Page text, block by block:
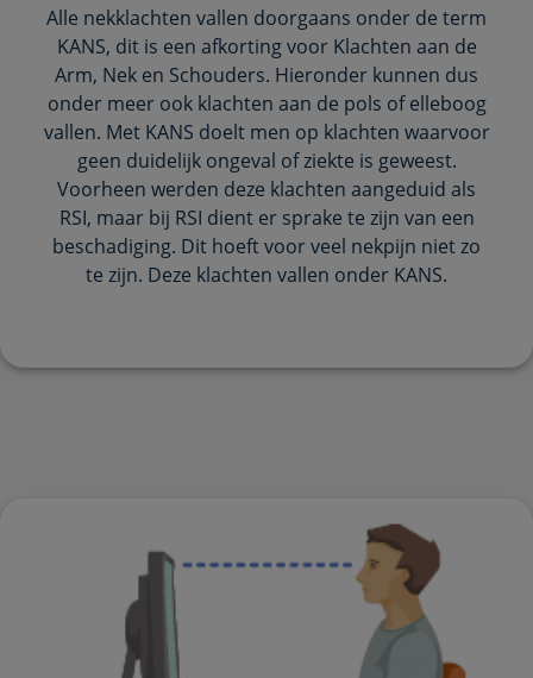
Alle nekklachten vallen doorgaans onder de term
KANS, dit is een afkorting voor Klachten aan de
Arm, Nek en Schouders. Hieronder kunnen dus
onder meer ook klachten aan de pols of elleboog
vallen. Met KANS doelt men op klachten waarvoor
geen duidelijk ongeval of ziekte is geweest.
Voorheen werden deze klachten aangeduid als
RSI, maar bij RSI dient er sprake te zijn van een
beschadiging. Dit hoeft voor veel nekpijn niet zo
te zijn. Deze klachten vallen onder KANS.